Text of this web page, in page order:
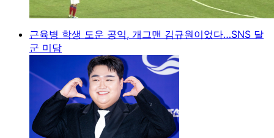
근육병 학생 도운 공익, 개그맨 김규원이었다…SNS 달
군 미담